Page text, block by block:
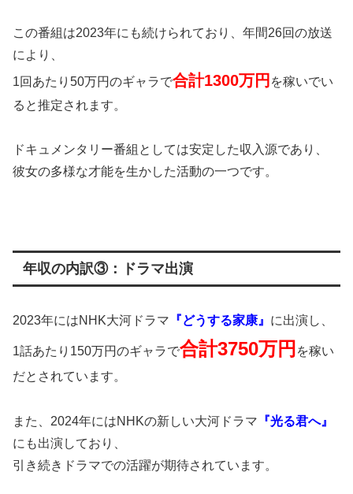
この番組は2023年にも続けられており、年間26回の放送
により、
1回あたり50万円のギャラで合計1300万円 を稼いでい
ると推定されます。
ドキュメンタリー番組としては安定した収入源であり、
彼女の多様な才能を生かした活動の一つです。
年収の内訳③：ドラマ出演
2023年にはNHK大河ドラマ 『どうする家康』 に出演し、
1話あたり150万円のギャラで合計3750万円 を稼い
だとされています。
また、2024年にはNHKの新しい大河ドラマ 『光る君へ』
にも出演しており、
引き続きドラマでの活躍が期待されています。